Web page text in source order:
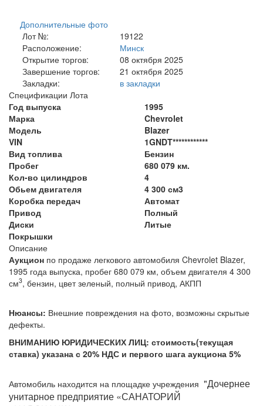
Дополнительные фото
Лот №:
19122
Расположение:
Минск
Открытие торгов:
08 октября 2025
Завершение торгов:
21 октября 2025
Закладки:
в закладки
Спецификации Лота
Год выпуска
1995
Марка
Chevrolet
Модель
Blazer
VIN
1GNDT************
Вид топлива
Бензин
Пробег
680 079 км.
Кол-во цилиндров
4
Обьем двигателя
4 300 см3
Коробка передач
Автомат
Привод
Полный
Диски
Литые
Покрышки
Описание
Аукцион по продаже легкового автомобиля Chevrolet Blazer,
1995 года выпуска, пробег 680 079 км, объем двигателя 4 300
см3, бензин, цвет зеленый, полный привод, АКПП
Нюансы: Внешние повреждения на фото, возможны скрытые
дефекты.
ВНИМАНИЮ ЮРИДИЧЕСКИХ ЛИЦ: стоимость(текущая
ставка) указана с 20% НДС и первого шага аукциона 5%
Автомобиль находится на площадке учреждения "Дочернее
унитарное предприятие «САНАТОРИЙ